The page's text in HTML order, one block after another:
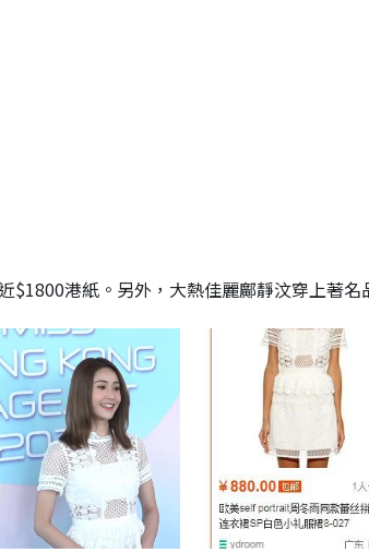
$1800港紙。另外，大熱佳麗鄺靜汶穿上著名